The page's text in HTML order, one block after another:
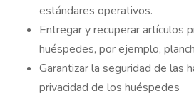
estándares operativos.
Entregar y recuperar artículos
huéspedes, por ejemplo,
Garantizar la seguridad de las
privacidad de los huéspedes